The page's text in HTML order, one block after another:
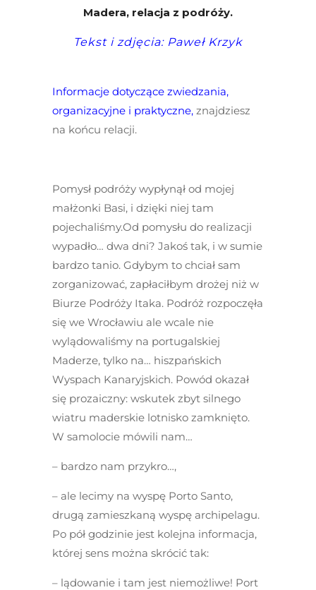
Madera, relacja z podróży.
Tekst i zdjęcia: Paweł Krzyk
Informacje dotyczące zwiedzania,
organizacyjne i praktyczne, znajdziesz
na końcu relacji.
Pomysł podróży wypłynął od mojej
małżonki Basi, i dzięki niej tam
pojechaliśmy.Od pomysłu do realizacji
wypadło… dwa dni? Jakoś tak, i w sumie
bardzo tanio. Gdybym to chciał sam
zorganizować, zapłaciłbym drożej niż w
Biurze Podróży Itaka. Podróż rozpoczęła
się we Wrocławiu ale wcale nie
wylądowaliśmy na portugalskiej
Maderze, tylko na… hiszpańskich
Wyspach Kanaryjskich. Powód okazał
się prozaiczny: wskutek zbyt silnego
wiatru maderskie lotnisko zamknięto.
W samolocie mówili nam…
– bardzo nam przykro…,
– ale lecimy na wyspę Porto Santo,
drugą zamieszkaną wyspę archipelagu.
Po pół godzinie jest kolejna informacja,
której sens można skrócić tak:
– lądowanie i tam jest niemożliwe! Port